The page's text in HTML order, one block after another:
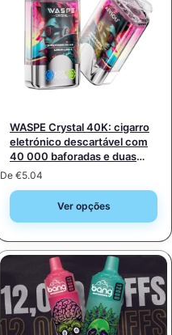
WASPE Crystal 40K: cigarro
eletrónico descartável com
40 000 baforadas e duas
opções (opção dupla) –
De €5.04
Ver opções